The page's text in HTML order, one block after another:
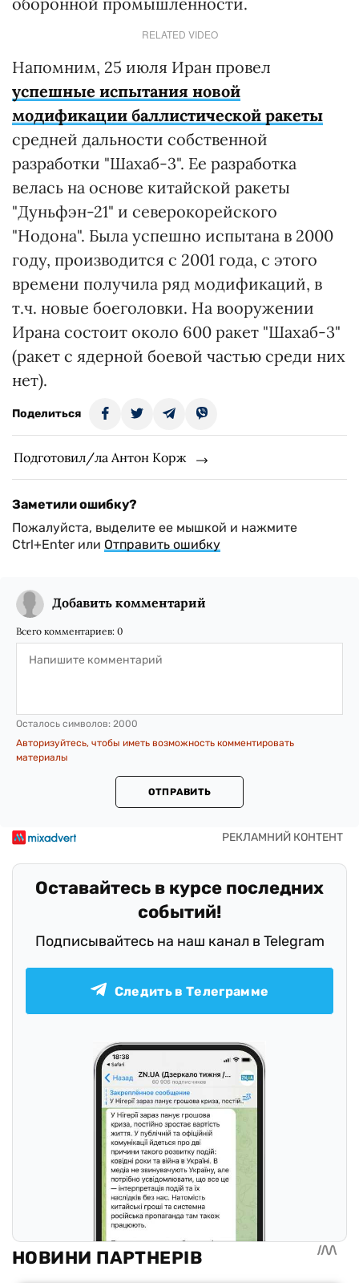
RELATED VIDEO
Напомним, 25 июля Иран провел
успешные испытания новой
модификации баллистической ракеты
средней дальности собственной
разработки "Шахаб-3". Ее разработка
велась на основе китайской ракеты
"Дуньфэн-21" и северокорейского
"Нодона". Была успешно испытана в 2000
году, производится с 2001 года, с этого
времени получила ряд модификаций, в
т.ч. новые боеголовки. На вооружении
Ирана состоит около 600 ракет "Шахаб-3"
(ракет с ядерной боевой частью среди них
нет).
Поделиться
Подготовил/ла Антон Корж
Заметили ошибку?
Пожалуйста, выделите ее мышкой и нажмите
Ctrl+Enter или Отправить ошибку
Добавить комментарий
Всего комментариев: 0
Осталось символов: 2000
Авторизуйтесь, чтобы иметь возможность комментировать
материалы
ОТПРАВИТЬ
Оставайтесь в курсе последних
событий!
Подписывайтесь на наш канал в Telegram
Следить в Телеграмме